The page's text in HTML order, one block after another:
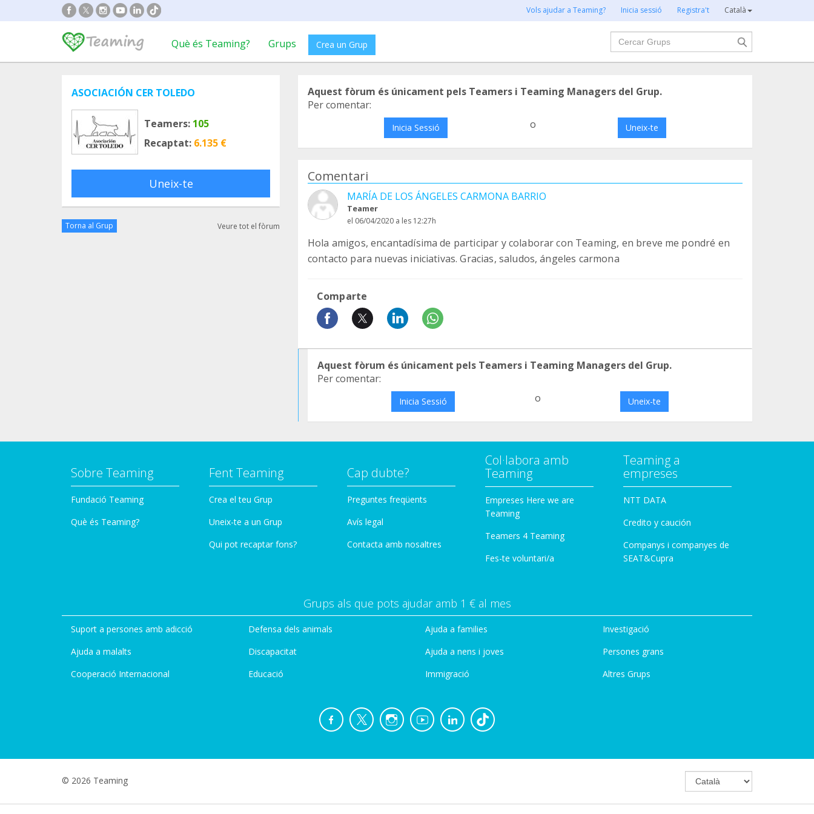
Vols ajudar a Teaming? Inicia sessió Registra't Català
Què és Teaming? Grups Crea un Grup
Cercar
ASOCIACIÓN CER TOLEDO
Teamers: 105
Recaptat: 6.135 €
Uneix-te
Torna al Grup Veure tot el fòrum
Aquest fòrum és únicament pels Teamers i Teaming Managers del Grup.
Per comentar:
Inicia Sessió o Uneix-te
Comentari
MARÍA DE LOS ÁNGELES CARMONA BARRIO
Teamer
el 06/04/2020 a les 12:27h
Hola amigos, encantadísima de participar y colaborar con Teaming, en breve me pondré en
contacto para nuevas iniciativas. Gracias, saludos, ángeles carmona
Comparte
Aquest fòrum és únicament pels Teamers i Teaming Managers del Grup.
Per comentar:
Inicia Sessió o Uneix-te
Sobre Teaming
Fundació Teaming
Què és Teaming?
Fent Teaming
Crea el teu Grup
Uneix-te a un Grup
Qui pot recaptar fons?
Cap dubte?
Preguntes freqüents
Avís legal
Contacta amb nosaltres
Col·labora amb
Teaming
Empreses Here we are
Teaming
Teamers 4 Teaming
Fes-te voluntari/a
Teaming a
empreses
NTT DATA
Credito y caución
Companys i companyes de
SEAT&Cupra
Grups als que pots ajudar amb 1 € al mes
Suport a persones amb adicció
Ajuda a malalts
Cooperació Internacional
Defensa dels animals
Discapacitat
Educació
Ajuda a families
Ajuda a nens i joves
Immigració
Investigació
Persones grans
Altres Grups
© 2026 Teaming